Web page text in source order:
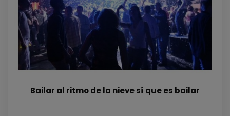
Bailar al ritmo de la nieve sí que es bailar